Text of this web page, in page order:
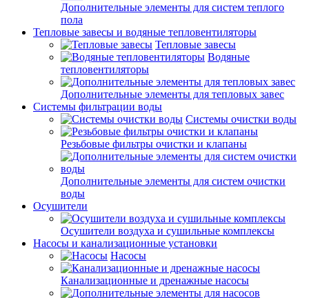
Дополнительные элементы для систем теплого
пола
Тепловые завесы и водяные тепловентиляторы
Тепловые завесы
Водяные
тепловентиляторы
Дополнительные элементы для тепловых завес
Системы фильтрации воды
Системы очистки воды
Резьбовые фильтры очистки и клапаны
Дополнительные элементы для систем очистки
воды
Осушители
Осушители воздуха и сушильные комплексы
Насосы и канализационные установки
Насосы
Канализационные и дренажные насосы